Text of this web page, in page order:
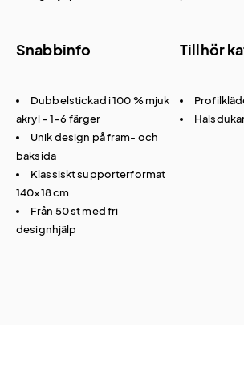
Snabbinfo
Dubbelstickad i 100 % mjuk
akryl – 1–6 färger
Unik design på fram- och
baksida
Klassiskt supporterformat
140×18 cm
Från 50 st med fri
designhjälp
Tillhör